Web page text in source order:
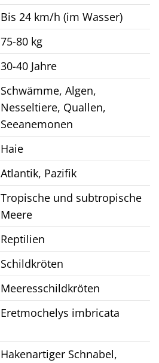
Bis 24 km/h (im Wasser)
75-80 kg
30-40 Jahre
Schwämme, Algen,
Nesseltiere, Quallen,
Seeanemonen
Haie
Atlantik, Pazifik
Tropische und subtropische
Meere
Reptilien
Schildkröten
Meeresschildkröten
Eretmochelys imbricata
Hakenartiger Schnabel,